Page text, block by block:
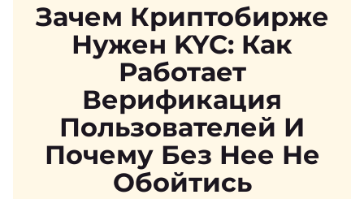
Зачем Криптобирже
Нужен KYC: Как
Работает
Верификация
Пользователей И
Почему Без Нее Не
Обойтись